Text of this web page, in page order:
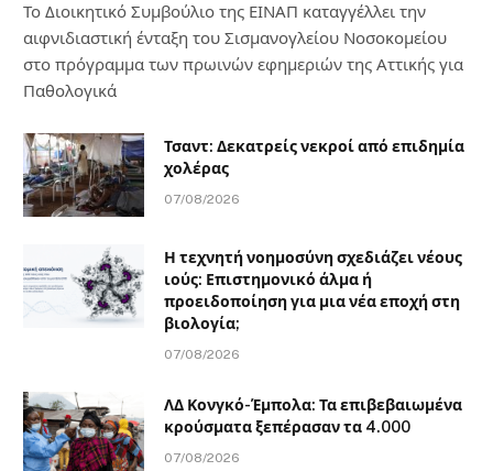
Το Διοικητικό Συμβούλιο της ΕΙΝΑΠ καταγγέλλει την
αιφνιδιαστική ένταξη του Σισμανογλείου Νοσοκομείου
στο πρόγραμμα των πρωινών εφημεριών της Αττικής για
Παθολογικά
Τσαντ: Δεκατρείς νεκροί από επιδημία
χολέρας
07/08/2026
Η τεχνητή νοημοσύνη σχεδιάζει νέους
ιούς: Επιστημονικό άλμα ή
προειδοποίηση για μια νέα εποχή στη
βιολογία;
07/08/2026
ΛΔ Κονγκό-Έμπολα: Τα επιβεβαιωμένα
κρούσματα ξεπέρασαν τα 4.000
07/08/2026